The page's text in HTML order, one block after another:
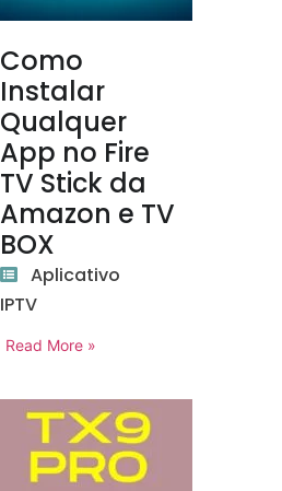
Como
Instalar
Qualquer
App no Fire
TV Stick da
Amazon e TV
BOX
Aplicativo
IPTV
Read More »